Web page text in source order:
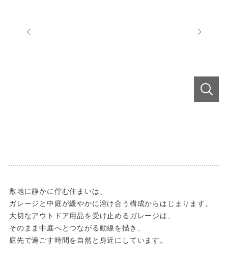
敷地に静かに佇む住まいは、
ガレージと中庭が緩やかに溶け合う構成からはじまります。
大切なアウトドア用品を受け止めるガレージは、
そのまま中庭へとつながる動線を描き、
庭先で過ごす時間を自然と身近にしています。